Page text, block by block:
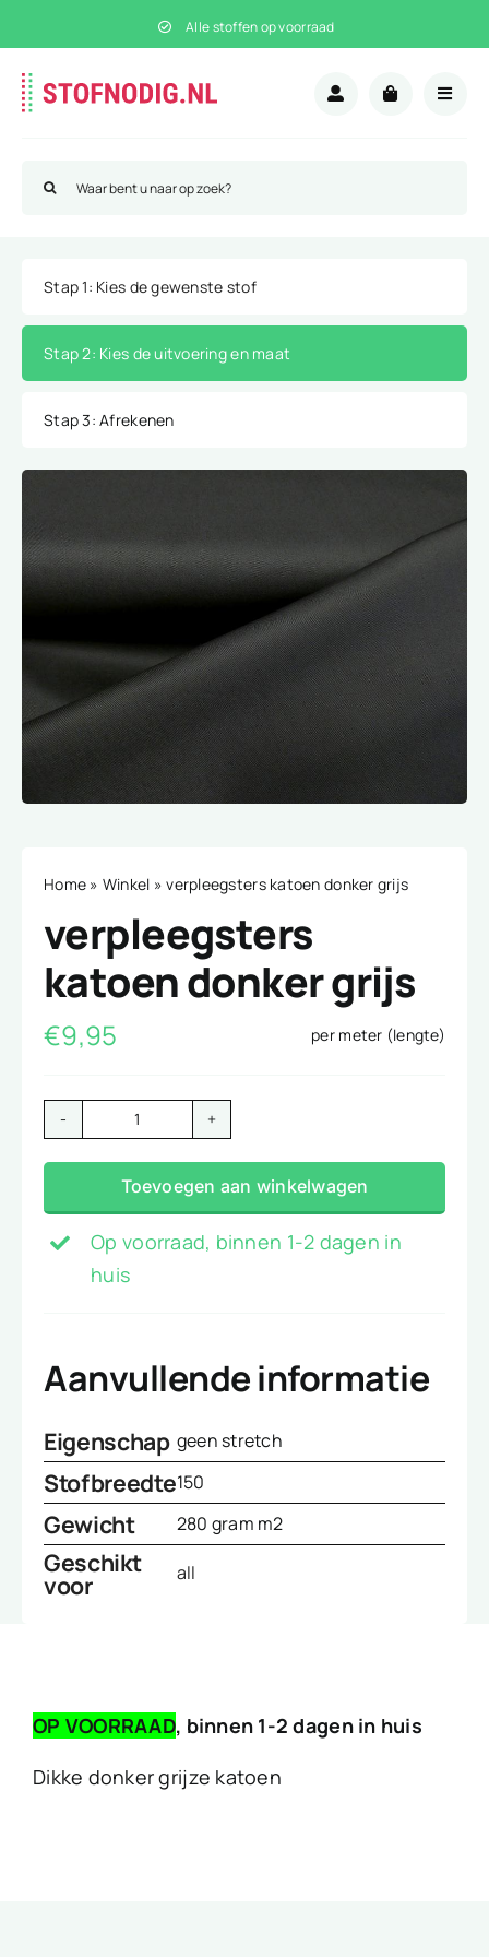
naar
inhoud
Alle stoffen op voorraad
naar:
Stap 1: Kies de gewenste stof
Stap 2: Kies de uitvoering en maat
Stap 3: Afrekenen
Home » Winkel »verpleegsters katoen donker grijs
verpleegsters
katoen donker grijs
€9,95 per meter (lengte)
verpleegsters
katoen
donker
grijs
aantal
Toevoegen aan winkelwagen
Op voorraad, binnen 1-2 dagen in
huis
Aanvullende informatie
Eigenschap geen stretch
Stofbreedte150
Gewicht 280 gram m2
Geschikt
voor all
OP VOORRAAD, binnen 1-2 dagen in huis
Dikke donker grijze katoen